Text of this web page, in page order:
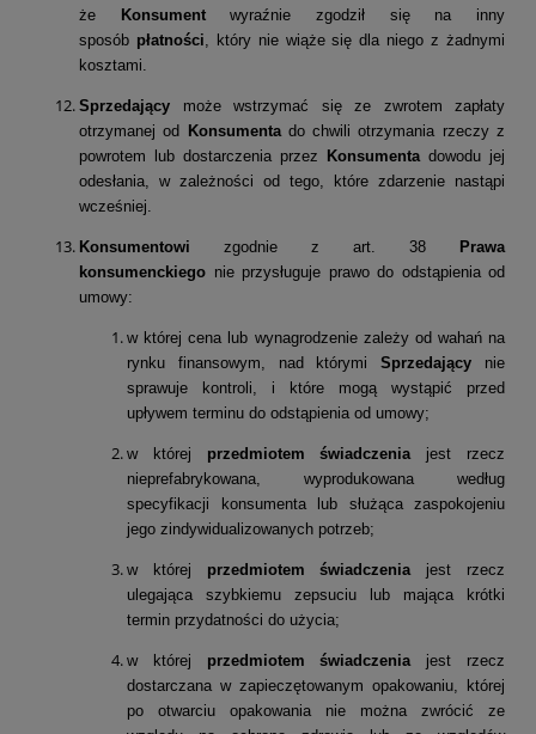
że Konsumentwyraźnie zgodził się na inny
sposób płatności , który nie wiąże się dla niego z żadnymi
kosztami.
Sprzedający może wstrzymać się ze zwrotem zapłaty
otrzymanej od Konsumentado chwili otrzymania rzeczy z
powrotem lub dostarczenia przez Konsumenta dowodu jej
odesłania, w zależności od tego, które zdarzenie nastąpi
wcześniej.
Konsumentowi zgodnie z art. 38 Prawa
konsumenckiego nie przysługuje prawo do odstąpienia od
umowy:
w której cena lub wynagrodzenie zależy od wahań na
rynku finansowym, nad którymiSprzedający nie
sprawuje kontroli, i które mogą wystąpić przed
upływem terminu do odstąpienia od umowy;
w której przedmiotem świadczenia jest rzecz
nieprefabrykowana, wyprodukowana według
specyfikacji konsumenta lub służąca zaspokojeniu
jego zindywidualizowanych potrzeb;
w której przedmiotem świadczenia jest rzecz
ulegająca szybkiemu zepsuciu lub mająca krótki
termin przydatności do użycia;
w której przedmiotem świadczenia jest rzecz
dostarczana w zapieczętowanym opakowaniu, której
po otwarciu opakowania nie można zwrócić ze